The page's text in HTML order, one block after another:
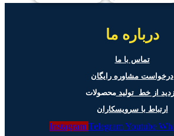
درباره ما
تماس با ما
درخواست مشاوره رایگان
از خط تولیدمحصولات
ارتباط با سرویسکاران
Instagram Telegram Youtube